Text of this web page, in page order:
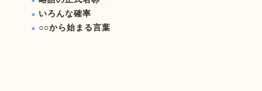
いろんな確率
○○から始まる言葉